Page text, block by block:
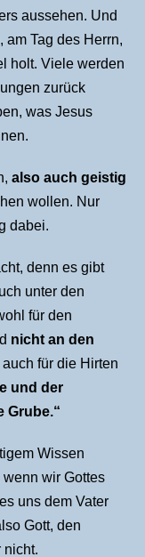
aussehen. Und
Tag des Herrn,
holt. Viele werden
zurück
was Jesus
also auch geistig
wollen. Nur
dabei.
denn es gibt
unter den
für den
nicht an den
für die Hirten
und der
Grube.“
Wissen
wir Gottes
uns dem Vater
Gott, den
nicht.